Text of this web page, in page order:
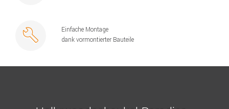
Einfache Montage
dank vormontierter Bauteile